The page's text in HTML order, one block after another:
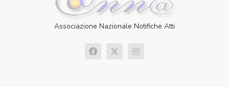
Associazione Nazionale Notifiche Atti